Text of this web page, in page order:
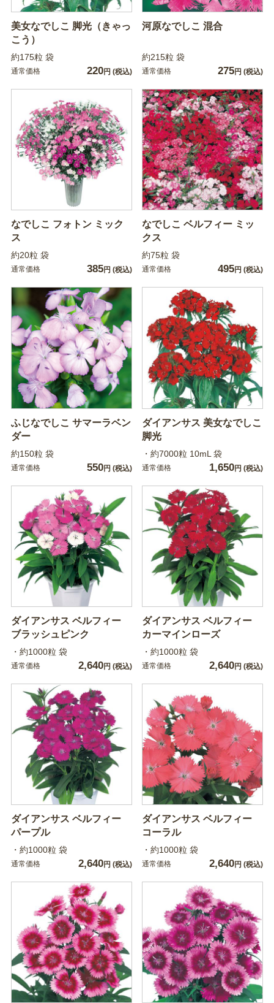
美女なでしこ 脚光（きゃっ
こう）
約175粒 袋
通常価格 220円 (税込)
河原なでしこ 混合
約215粒 袋
通常価格 275円 (税込)
なでしこ フォトン ミック
ス
約20粒 袋
通常価格 385円 (税込)
なでしこ ベルフィー ミッ
クス
約75粒 袋
通常価格 495円 (税込)
ふじなでしこ サマーラベン
ダー
約150粒 袋
通常価格 550円 (税込)
ダイアンサス 美女なでしこ
脚光
・約7000粒 10mL 袋
通常価格 1,650円 (税込)
ダイアンサス ベルフィー
ブラッシュピンク
・約1000粒 袋
通常価格 2,640円 (税込)
ダイアンサス ベルフィー
カーマインローズ
・約1000粒 袋
通常価格 2,640円 (税込)
ダイアンサス ベルフィー
パープル
・約1000粒 袋
通常価格 2,640円 (税込)
ダイアンサス ベルフィー
コーラル
・約1000粒 袋
通常価格 2,640円 (税込)